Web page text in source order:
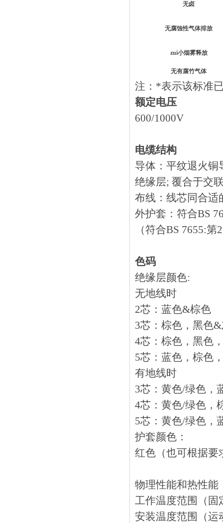
无卤
无腐蚀性气体排放
zui小烟雾释放
无有腐竹气体
注：*表示该标准
额定电压
600/1000V
电缆结构
导体：平纹退火
绝缘层; 覆合于交联
布线：线芯同合
外护套：符合BS
（符合BS 7655:第
色码
绝缘层颜色:
无地线时
2芯：蓝色&棕色
3芯：棕色，黑色
4芯：棕色，黑色
5芯：蓝色，棕色
有地线时
3芯：黄色/绿色，
4芯：黄色/绿色，
5芯：黄色/绿色，
护套颜色：
红色（也可根据要
物理性能和热性能
工作温度范围（固定
安装温度范围（运动